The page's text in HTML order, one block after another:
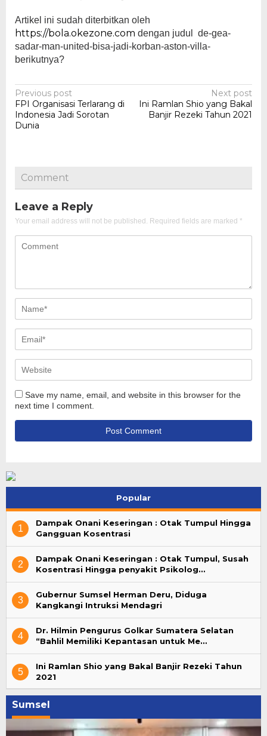
Artikel ini sudah diterbitkan oleh
https://bola.okezone.com dengan judul de-gea-
sadar-man-united-bisa-jadi-korban-aston-villa-
berikutnya?
Post
navigation
Previous post
FPI Organisasi Terlarang di
Indonesia Jadi Sorotan
Dunia
Next post
Ini Ramlan Shio yang Bakal
Banjir Rezeki Tahun 2021
Comment
Leave a Reply
Your email address will not be published. Required fields are marked *
Save my name, email, and website in this browser for the
next time I comment.
Popular
1
Dampak Onani Keseringan : Otak Tumpul Hingga
Gangguan Kosentrasi
2
Dampak Onani Keseringan : Otak Tumpul, Susah
Kosentrasi Hingga penyakit Psikolog…
3
Gubernur Sumsel Herman Deru, Diduga
Kangkangi Intruksi Mendagri
4
Dr. Hilmin Pengurus Golkar Sumatera Selatan
“Bahlil Memiliki Kepantasan untuk Me…
5
Ini Ramlan Shio yang Bakal Banjir Rezeki Tahun
2021
Sumsel